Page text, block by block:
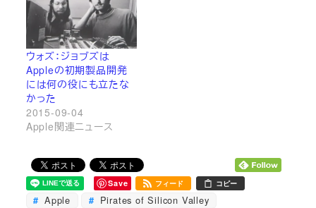
ウォズ：ジョブズは
Appleの初期製品開発
には何の役にも立たな
かった
2015-09-04
Apple関連ニュース
Save フィード コピー
Apple
Pirates of Silicon Valley